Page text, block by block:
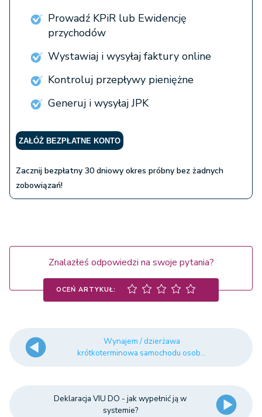
Prowadź KPiR lub Ewidencję
przychodów
Wystawiaj i wysyłaj faktury online
Kontroluj przepływy pieniężne
Generuj i wysyłaj JPK
ZAŁÓŻ BEZPŁATNE KONTO
Zacznij bezpłatny 30 dniowy okres próbny bez żadnych
zobowiązań!
Znalazłeś odpowiedzi na swoje pytania?
OCEŃ ARTYKUŁ:
Wynajem / dzierżawa
krótkoterminowa samochodu osob...
Deklaracja VIU DO - jak wypełnić ją w
systemie?